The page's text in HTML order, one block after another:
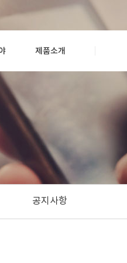
제품소개
공지사항